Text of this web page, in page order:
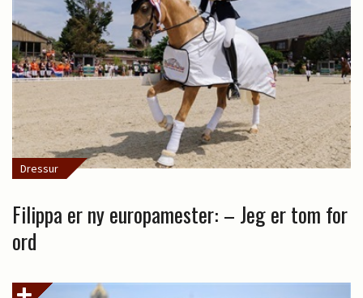
Dressur
Filippa er ny europamester: – Jeg er tom for
ord